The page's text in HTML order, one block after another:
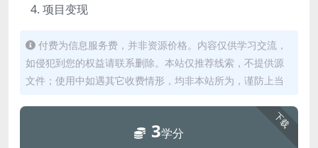
项目变现
付费为信息服务费，并非资源价格。内容仅供学习交流，
如侵犯到您的权益请联系删除。本站仅推荐线索，不提供源
文件；使用中如遇其它收费情形，均非本站所为，谨防上当
下载
3学分